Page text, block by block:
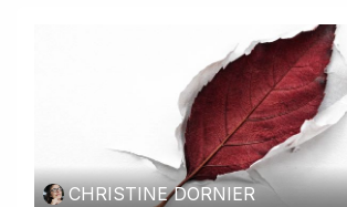
CHRISTINE DORNIER